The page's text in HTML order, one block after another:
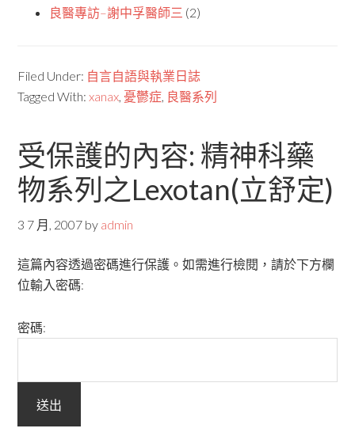
良醫專訪–謝中孚醫師三 (2)
Filed Under: 自言自語與執業日誌
Tagged With:xanax, 憂鬱症, 良醫系列
受保護的內容: 精神科藥
物系列之Lexotan(立舒定)
3 7 月, 2007 by admin
這篇內容透過密碼進行保護。如需進行檢閱，請於下方欄
位輸入密碼:
密碼: